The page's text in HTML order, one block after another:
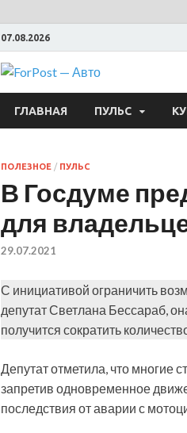
07.08.2026
ГЛАВНАЯ ПУЛЬС
ПОЛЕЗНОЕ / ПУЛЬС
В Госдуме
для
29.07.2021
С инициативой ограничить
депутат Светлана Бессараб,
получится сократить
Депутат отметила, что многие
запретив одновременное
последствия от аварии с